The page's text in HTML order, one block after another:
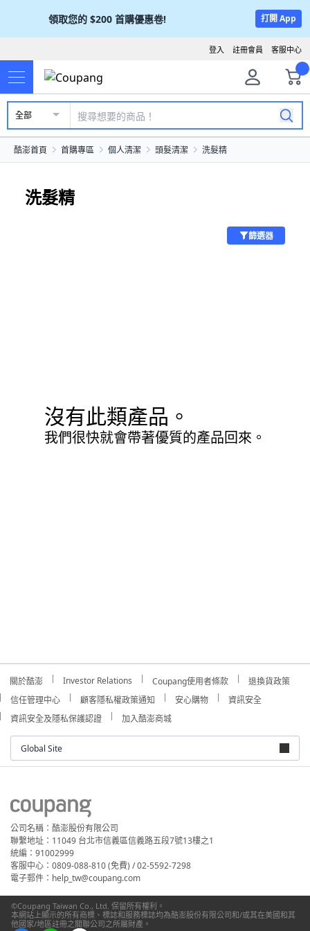
領取您的 $200 首購優惠卷! 打開 App
客服中心
註冊會員
登入
全部
酷澎首頁 首購專區 個人清潔 頭髮清潔 洗髮精
洗髮精
篩選器
沒有此類產品。
我們很快就會帶著優質的產品回來。
關於酷澎 Investor Relations Coupang使用者條款
退換貨政策
信任管理中心
顧客隱私權政策通知 安心購物
資訊安全
資訊安全及隱私保護認證
加入酷澎商城
Global Site
公司名稱：酷澎股份有限公司
聯繫地址：11049 台北市信義區信義路五段7號13樓之1
統編：91002999
客服中心：0809-088-810 (免費) / 02-5592-7298
電子郵件：help_tw@coupang.com
©Coupang Taiwan Co., Ltd. 保留所有權利。
本網站上顯示的所有商標、標誌和服務標誌均為酷澎股份有限公司和/或其在美國和其
他國家/地區註冊之關聯公司之所屬財產。